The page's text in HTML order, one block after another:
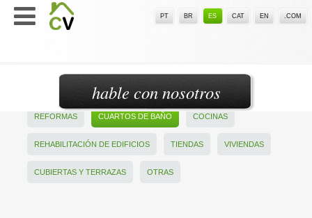
PT BR ES CAT EN .COM
REFORMAS CUARTOS DE BAÑO COCINAS
REHABILITACIÓN DE EDIFICIOS TIENDAS VIVIENDAS
CUBIERTAS Y TERRAZAS OTRAS
hable con nosotros